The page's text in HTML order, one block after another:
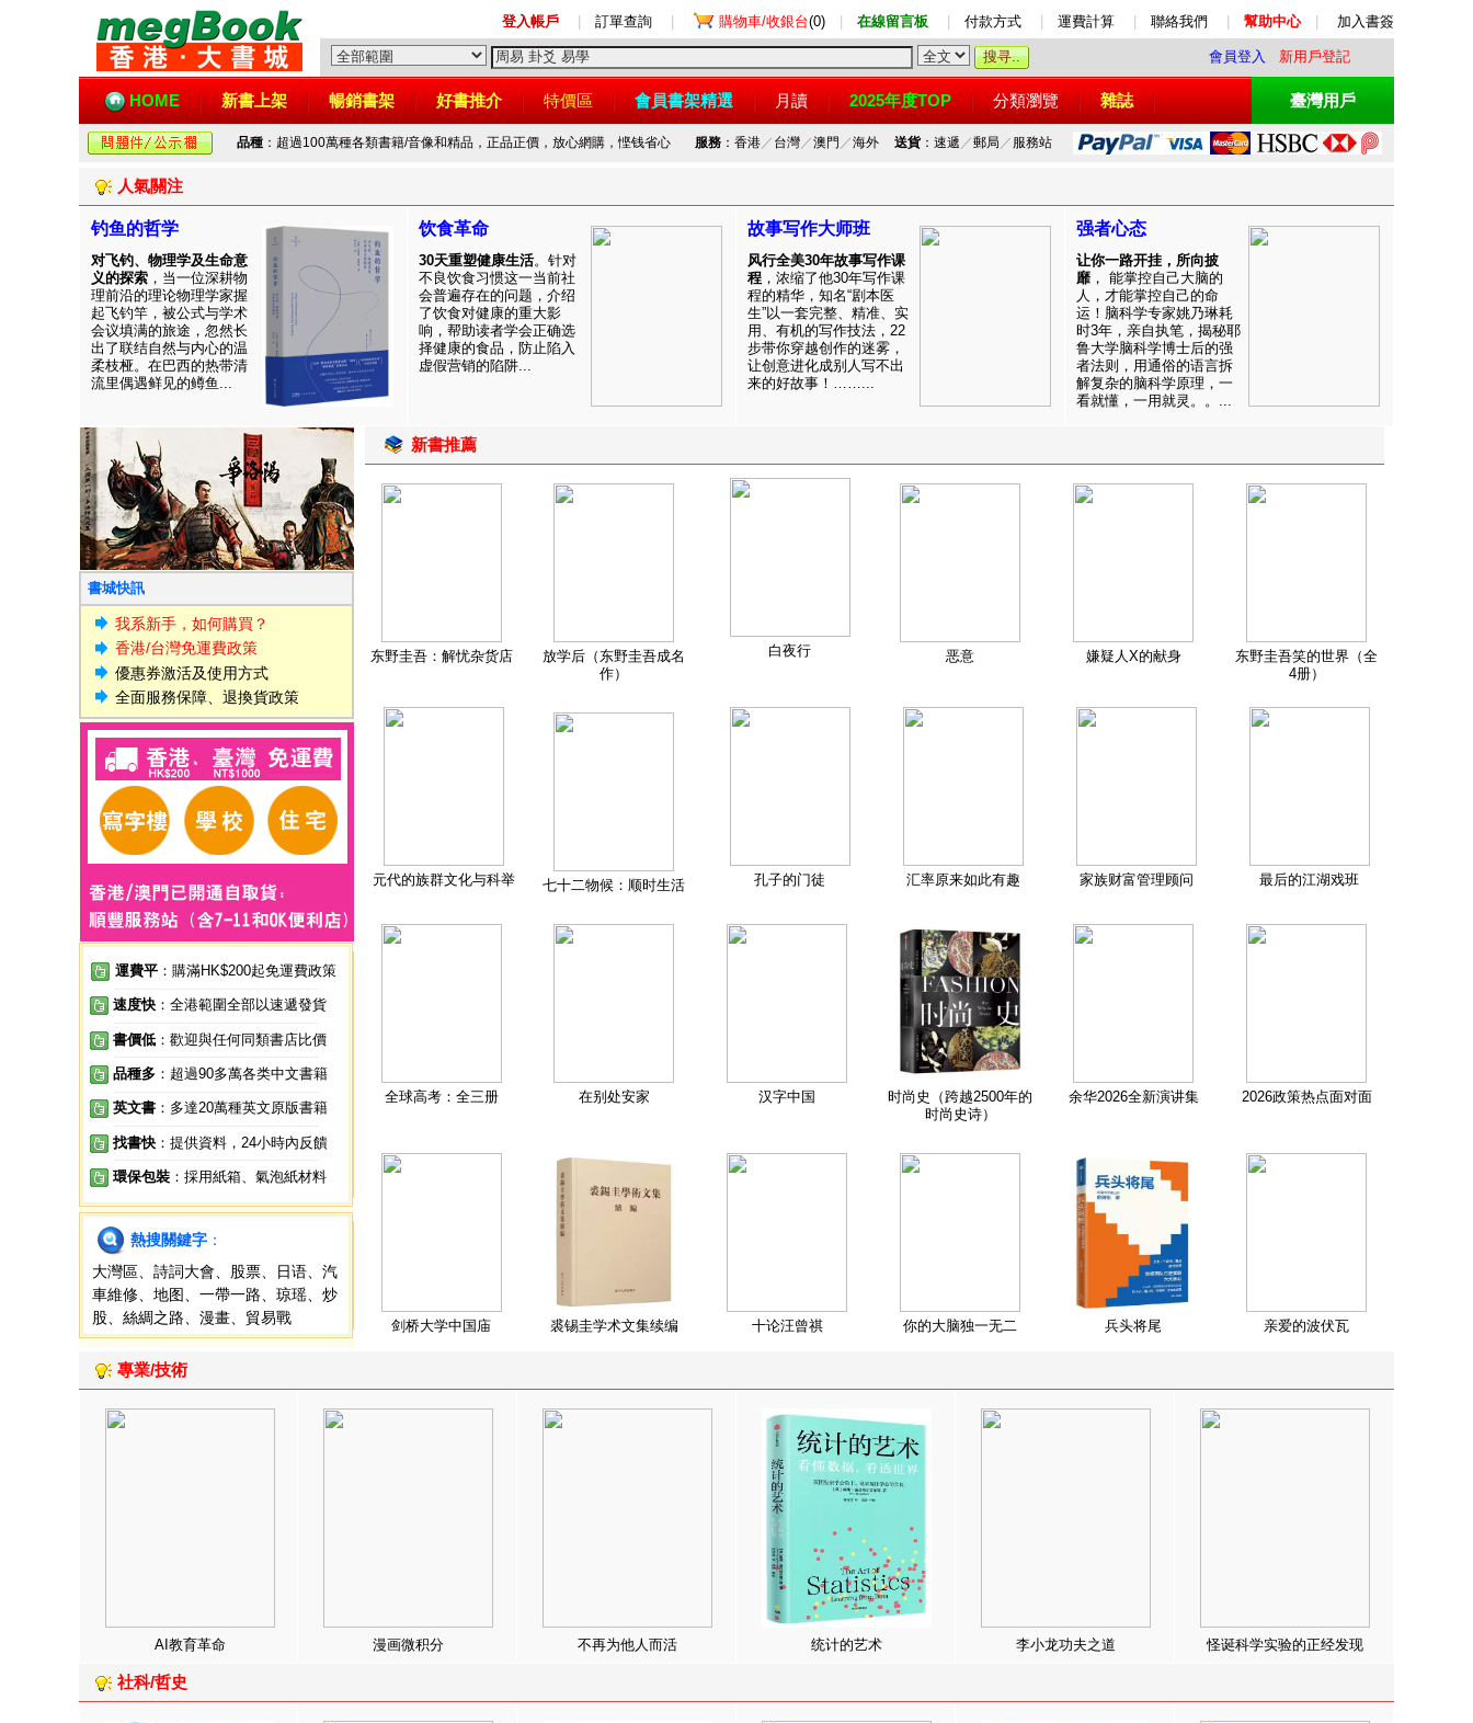
登入帳戶 訂單查詢 購物車/收銀台(0) 在線留言板 付款方式 運費計算 聯絡我們 幫助中心 加入書簽
會員登入 新用戶登記
HOME 新書上架 暢銷書架 好書推介 特價區 會員書架精選 月讀 2025年度TOP 分類瀏覽 雜誌 臺灣用戶
品種 ：超過100萬種各類書籍/音像和精品，正品正價，放心網購，悭钱省心 服務：香港／ 台灣／澳門 ／海外 送貨：速遞 ／郵局 ／ 服務站
人氣關注
钓鱼的哲学
对飞钓、物理学及生命意
义的探索 ，当一位深耕物
理前沿的理论物理学家握
起飞钓竿，被公式与学术
会议填满的旅途，忽然长
出了联结自然与内心的温
柔枝桠。在巴西的热带清
流里偶遇鲜见的鳟鱼...
饮食革命
30天重塑健康生活。针对
不良饮食习惯这一当前社
会普遍存在的问题，介绍
了饮食对健康的重大影
响，帮助读者学会正确选
择健康的食品，防止陷入
虚假营销的陷阱...
故事写作大师班
风行全美30年故事写作课
程 ，浓缩了他30年写作课
程的精华，知名“剧本医
生”以一套完整、精准、实
用、有机的写作技法，22
步带你穿越创作的迷雾，
让创意进化成别人写不出
来的好故事！……...
强者心态
让你一路开挂，所向披
靡 ， 能掌控自己大脑的
人，才能掌控自己的命
运！脑科学专家姚乃琳耗
时3年，亲自执笔，揭秘耶
鲁大学脑科学博士后的强
者法则，用通俗的语言拆
解复杂的脑科学原理，一
看就懂，一用就灵。。...
書城快訊
我系新手，如何購買？
香港/台灣免運費政策
優惠券激活及使用方式
全面服務保障、退換貨政策
運費平 ：購滿HK$200起免運費政策
速度快 ：全港範圍全部以速遞發貨
書價低 ：歡迎與任何同類書店比價
品種多 ：超過90多萬各类中文書籍
英文書 ：多達20萬種英文原版書籍
找書快 ：提供資料，24小時內反饋
環保包裝 ：採用紙箱、氣泡紙材料
熱搜關鍵字 ：
大灣區
詩詞大會 股票 日语
汽
車維修
地图 一帶一路 琼瑶
炒
股
絲綢之路 漫畫 貿易戰
新書推薦
东野圭吾：解忧杂货店
放学后（东野圭吾成名
作）
白夜行 恶意 嫌疑人X的献身
东野圭吾笑的世界（全
4册）
元代的族群文化与科举 七十二物候：顺时生活 孔子的门徒 汇率原来如此有趣 家族财富管理顾问 最后的江湖戏班
全球高考：全三册 在别处安家 汉字中国
时尚史（跨越2500年的
时尚史诗）
余华2026全新演讲集 2026政策热点面对面
剑桥大学中国庙 裘锡圭学术文集续编 十论汪曾祺 你的大脑独一无二 兵头将尾 亲爱的波伏瓦
專業/技術
AI教育革命 漫画微积分 不再为他人而活 统计的艺术 李小龙功夫之道 怪诞科学实验的正经发现
社科/哲史